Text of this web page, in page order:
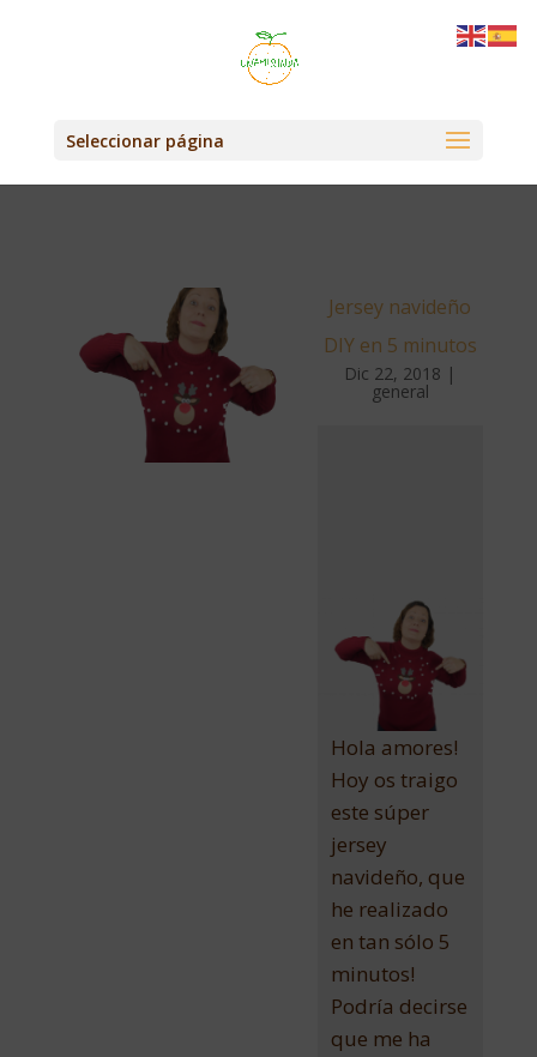
Seleccionar página
Jersey navideño
DIY en 5 minutos
Dic 22, 2018 |
general
Hola amores!
Hoy os traigo
este súper
jersey
navideño, que
he realizado
en tan sólo 5
minutos!
Podría decirse
que me ha